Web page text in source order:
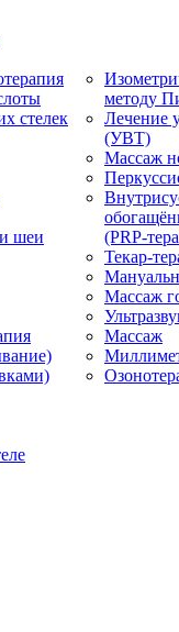
стелек
шеи
методу
Лечение
(УВТ)
Массаж
(PRP-
Текар-
Массаж
Массаж